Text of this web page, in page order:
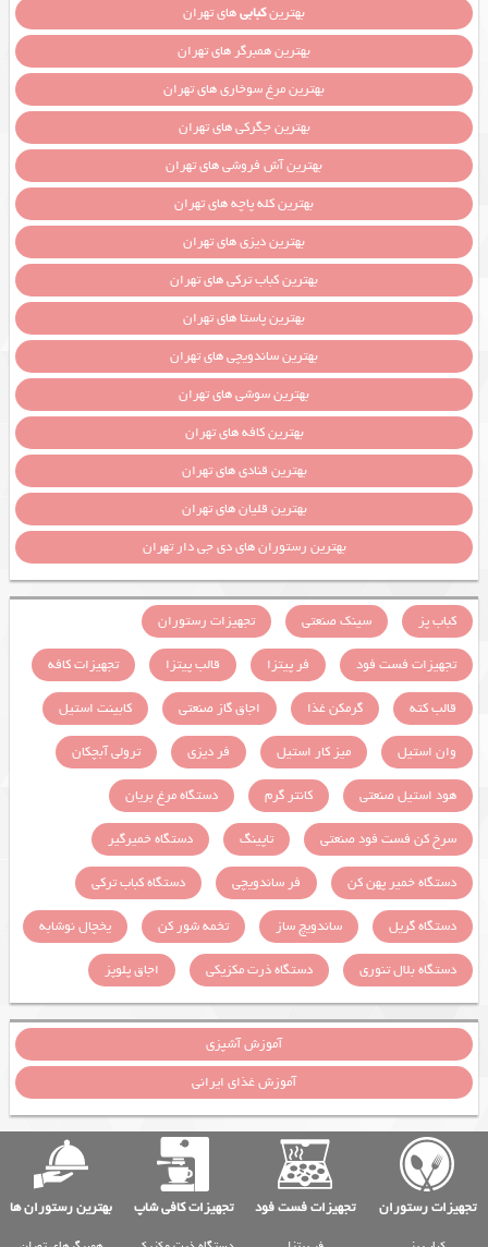
بهترینکبابیهای تهران
بهترین همبرگر های تهران
بهترین مرغ سوخاری های تهران
بهترین جگرکی های تهران
بهترین آش فروشی های تهران
بهترین کله پاچه های تهران
بهترین دیزی های تهران
بهترین کباب ترکی های تهران
بهترین پاستا های تهران
بهترین ساندویچی های تهران
بهترین سوشی های تهران
بهترین کافه های تهران
بهترین قنادی های تهران
بهترین قلیان های تهران
بهترین رستوران های دی جی دار تهران
کباب پز سینک صنعتی
تجهیزات رستوران
تجهیزات فست فود
فر پیتزا قالب پیتزا
تجهیزات کافه
قالب کته
گرمکن غذا اجاق گاز صنعتی
کابینت استیل
وان استیل
میز کار استیل فر دیزی
ترولی آبچکان
هود استیل صنعتی
کانتر گرم
دستگاه مرغ بریان
سرخ کن فست فود صنعتی
تاپینگ
دستگاه خمیرگیر
دستگاه خمیر پهن کن
فر ساندویچی
دستگاه کباب ترکی
دستگاه گریل
ساندویچ ساز تخمه شور کن
یخچال نوشابه
دستگاه بلال تنوری
دستگاه ذرت مکزیکی اجاق پلوپز
آموزش آشپزی
آموزش غذای ایرانی
تجهیزات رستوران تجهیزات فست فود تجهیزات کافی شاپ بهترین رستوران ها